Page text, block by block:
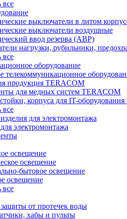
все
выключатели в литом
выключатели воздушные
ввод резерва (АВР)
нагрузки, рубильники,
все
оборудование
телекоммуникационное
продукция TERACOM
для медных систем TERACOM
корпуса для IT-
все
для электромонтажа
электромонтажа
освещение
освещение
бытовое освещение
освещение
все
от протечек воды
хабы и пульты